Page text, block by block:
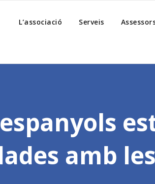
L’associació Serveis
amb